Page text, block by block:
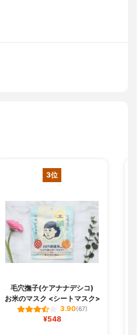
3位
毛穴撫子(ケアナナデシコ)
お米のマスク <シートマスク>
3.90(67)
¥548